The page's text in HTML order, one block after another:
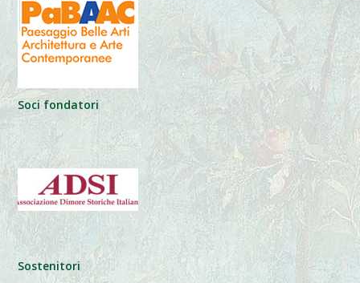
Soci fondatori
Sostenitori